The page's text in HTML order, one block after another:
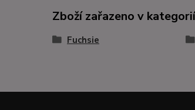
Zboží zařazeno v
Fuchsie